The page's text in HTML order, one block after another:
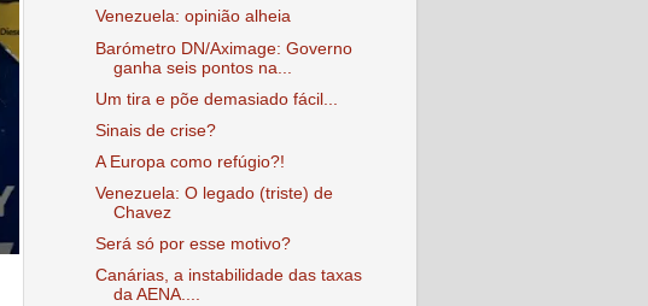
Venezuela: opinião alheia
Barómetro DN/Aximage: Governo
ganha seis pontos na...
Um tira e põe demasiado fácil...
Sinais de crise?
A Europa como refúgio?!
Venezuela: O legado (triste) de
Chavez
Será só por esse motivo?
Canárias, a instabilidade das taxas
da AENA....